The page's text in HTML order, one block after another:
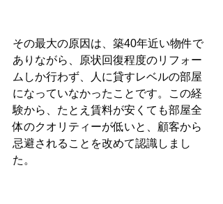
その最大の原因は、築40年近い物件で
ありながら、原状回復程度のリフォー
ムしか行わず、人に貸すレベルの部屋
になっていなかったことです。この経
験から、たとえ賃料が安くても部屋全
体のクオリティーが低いと、顧客から
忌避されることを改めて認識しまし
た。